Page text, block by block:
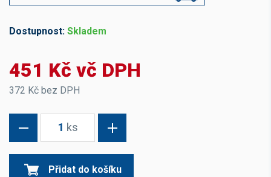
Dostupnost: Skladem
451 Kč vč DPH
372 Kč bez DPH
1 ks
Přidat do košíku